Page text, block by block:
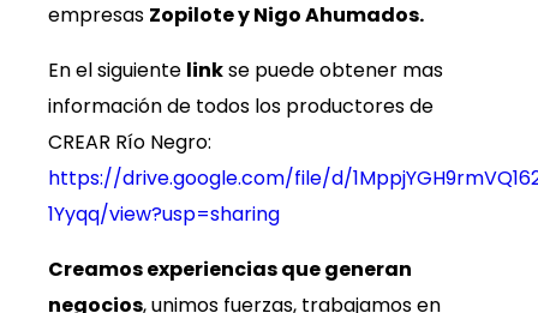
empresas Zopilote y Nigo Ahumados.
En el siguiente linkse puede obtener mas
información de todos los productores de
CREAR Río Negro:
https://drive.google.com/file/d/
1Yyqq/view?usp=sharing
Creamos experiencias que generan
negocios, unimos fuerzas, trabajamos en